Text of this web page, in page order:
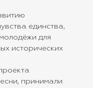
единства,
для
исторических
принимали